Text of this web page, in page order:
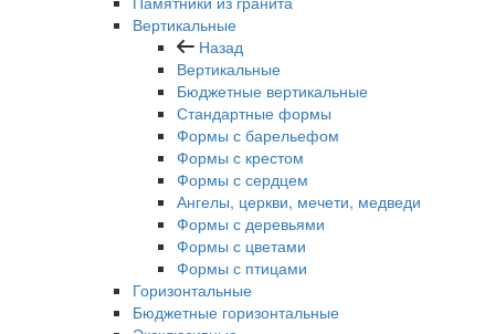
Вертикальные
Назад
Вертикальные
Бюджетные вертикальные
Стандартные формы
Формы с барельефом
Формы с крестом
Формы с сердцем
Ангелы, церкви, мечети, медведи
Формы с деревьями
Формы с цветами
Формы с птицами
Горизонтальные
Бюджетные горизонтальные